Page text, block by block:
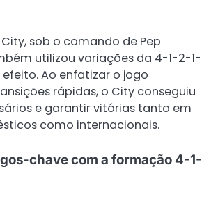
sob o comando de Pep
utilizou variações da 4-1-2-1-
Ao enfatizar o jogo
rápidas, o City conseguiu
e garantir vitórias tanto em
como internacionais.
chave com a formação 4-1-